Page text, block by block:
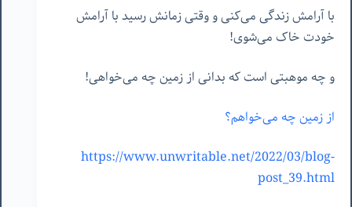
با آرامش زندگی می‌کنی و وقتی زمانش رسید با آرامش
خودت خاک می‌شوی!
و چه موهبتی است که بدانی از زمین چه می‌خواهی!
از زمین چه می‌خواهم؟
https://www.unwritable.net/2022/03/blog-
post_39.html